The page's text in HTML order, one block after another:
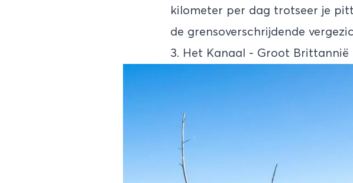
kilometer per dag trotseer je
de grensoverschrijdende
3. Het Kanaal - Groot Brittannië